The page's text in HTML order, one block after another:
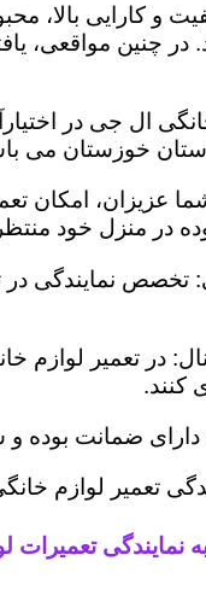
و کارایی بالا،
مواقعی،
ال جی در
خوزستان می
عزیزان، امکان
در منزل خود
تخصص نمایندگی
در تعمیر لوازم
کنند.
ضمانت بوده و
تعمیر لوازم
نمایندگی تعمیرات